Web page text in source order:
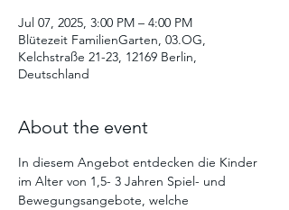
Jul 07, 2025, 3:00 PM – 4:00 PM
Blütezeit FamilienGarten, 03.OG,
Kelchstraße 21-23, 12169 Berlin,
Deutschland
About the event
In diesem Angebot entdecken die Kinder
im Alter von 1,5- 3 Jahren Spiel- und
Bewegungsangebote, welche